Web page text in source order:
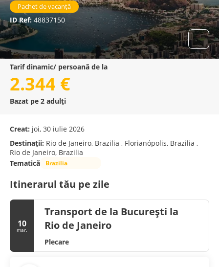
Pachet de vacanță
ID Ref: 48837150
Tarif dinamic/ persoană de la
2.344 €
Bazat pe 2 adulți
Creat: joi, 30 iulie 2026
Destinații: Rio de Janeiro, Brazilia , Florianópolis, Brazilia ,
Rio de Janeiro, Brazilia
Tematică
Brazilia
Itinerarul tău pe zile
10
mar.
Transport de la București la
Rio de Janeiro
Plecare